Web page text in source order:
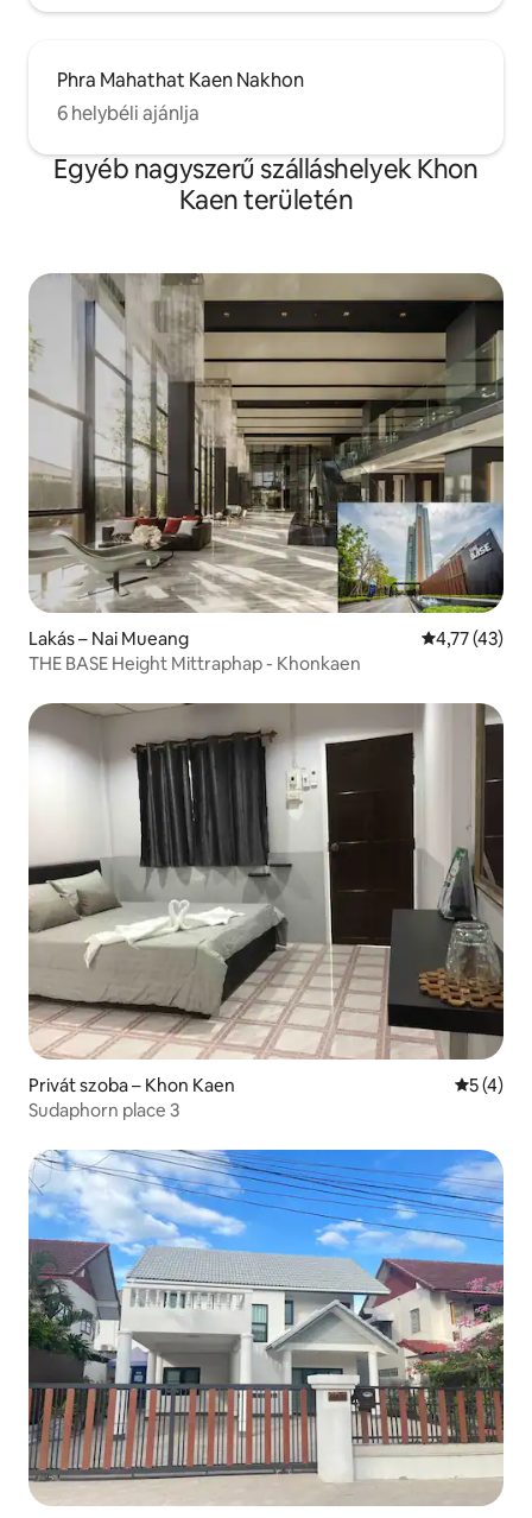
Phra Mahathat Kaen Nakhon
6 helybéli ajánlja
Egyéb nagyszerű szálláshelyek Khon
Kaen területén
Lakás – Nai Mueang Átlagos
4,77 (43)
THE BASE Height Mittraphap - Khonkaen
Privát szoba – Khon Kaen Átlagos
5 (4)
Sudaphorn place 3